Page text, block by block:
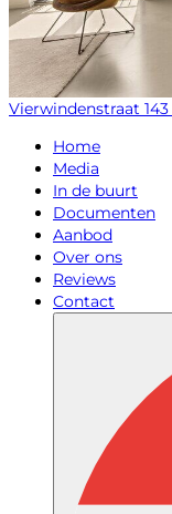
Vierwindenstraat 143
Home
Media
In de buurt
Documenten
Aanbod
Over ons
Reviews
Contact